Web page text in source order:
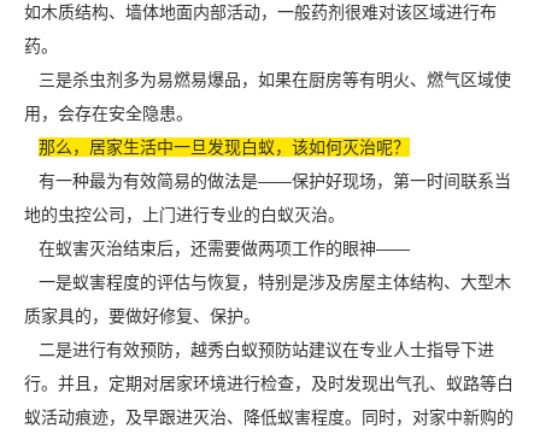
如木质结构、墙体地面内部活动，一般药剂很难对该区域进行布
药。
三是杀虫剂多为易燃易爆品，如果在厨房等有明火、燃气区域使
用，会存在安全隐患。
那么，居家生活中一旦发现白蚁，该如何灭治呢？
有一种最为有效简易的做法是——保护好现场，第一时间联系当
地的虫控公司 ，上门进行专业的白蚁灭治。
在蚁害灭治结束后，还需要做两项工作的眼神——
一是蚁害程度的评估与恢复，特别是涉及房屋主体结构、大型木
质家具的，要做好修复、保护。
二是进行有效预防，越秀白蚁预防站建议在专业人士指导下进
行。并且，定期对居家环境进行检查，及时发现出气孔、蚁路等白
蚁活动痕迹，及早跟进灭治、降低蚁害程度。同时，对家中新购的